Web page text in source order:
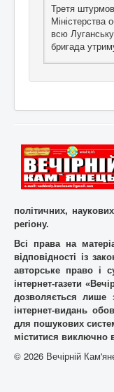
Третя
всю
бригада
політичних,
регіону.
Всі права на
відповідності із
авторське право і
інтернет-газети
дозволяється лише
iнтернет-видань
для пошукових
міститися виключно
© 2026 Вечірній